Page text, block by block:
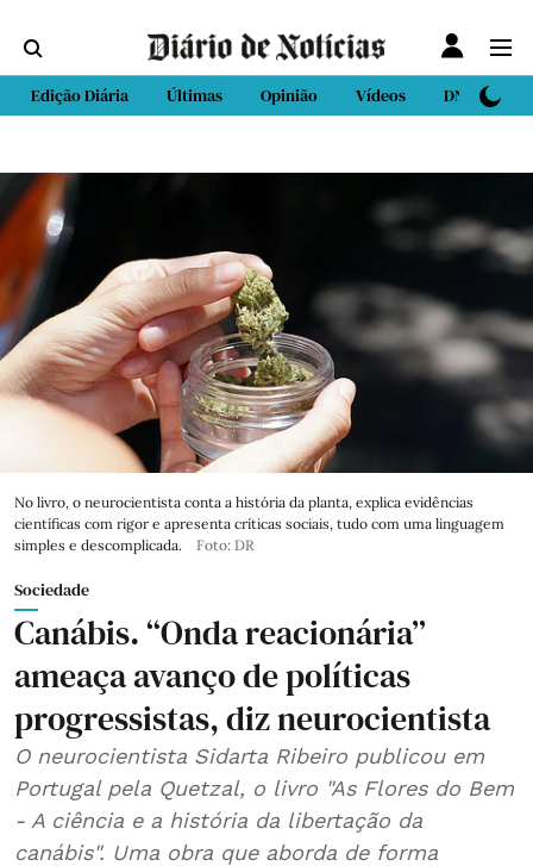
Edição Diária Últimas Opinião Vídeos DN Sport
No livro, o neurocientista conta a história da planta, explica evidências
científicas com rigor e apresenta críticas sociais, tudo com uma linguagem
simples e descomplicada.
Foto: DR
Sociedade
Canábis. “Onda reacionária”
ameaça avanço de políticas
progressistas, diz neurocientista
O neurocientista Sidarta Ribeiro publicou em
Portugal pela Quetzal, o livro "As Flores do Bem
- A ciência e a história da libertação da
canábis". Uma obra que aborda de forma